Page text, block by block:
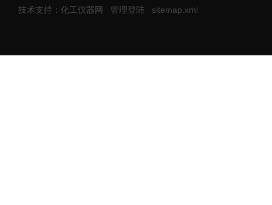
技术支持：化工仪器网 管理登陆 sitemap.xml